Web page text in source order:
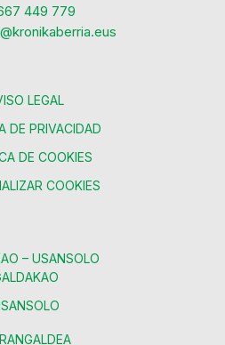
449 779
LEGAL
DE PRIVACIDAD
DE COOKIES
COOKIES
– USANSOLO